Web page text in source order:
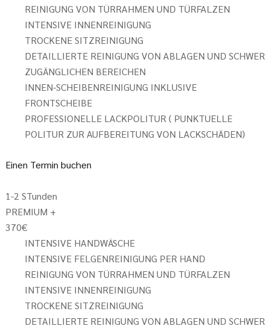
REINIGUNG VON TÜRRAHMEN UND TÜRFALZEN
INTENSIVE INNENREINIGUNG
TROCKENE SITZREINIGUNG
DETAILLIERTE REINIGUNG VON ABLAGEN UND SCHWER
ZUGÄNGLICHEN BEREICHEN
INNEN-SCHEIBENREINIGUNG INKLUSIVE
FRONTSCHEIBE
PROFESSIONELLE LACKPOLITUR ( PUNKTUELLE
POLITUR ZUR AUFBEREITUNG VON LACKSCHÄDEN)
Einen Termin buchen
1-2 STunden
PREMIUM +
370€
INTENSIVE HANDWÄSCHE
INTENSIVE FELGENREINIGUNG PER HAND
REINIGUNG VON TÜRRAHMEN UND TÜRFALZEN
INTENSIVE INNENREINIGUNG
TROCKENE SITZREINIGUNG
DETAILLIERTE REINIGUNG VON ABLAGEN UND SCHWER